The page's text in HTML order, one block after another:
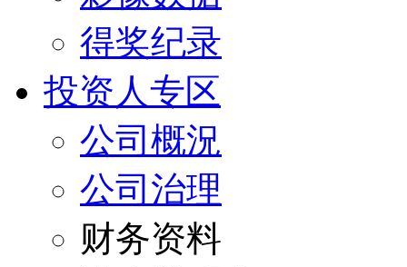
得奖纪录
投资人专区
公司概況
公司治理
财务资料